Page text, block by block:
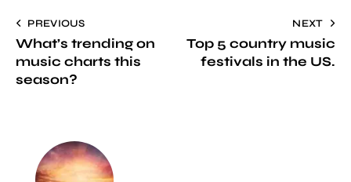
PREVIOUS
What’s trending on
music charts this
season?
NEXT
Top 5 country music
festivals in the US.